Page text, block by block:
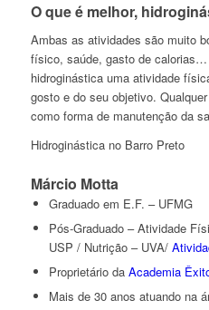
O que é melhor,
Ambas as atividades são muito
físico, saúde, gasto de
hidroginástica uma atividade
gosto e do seu objetivo.
como forma de manutenção da
Hidroginástica no Barro Preto
Márcio Motta
Graduado em E.F. – UFMG
Pós-Graduado – Atividade
USP / Nutrição – UVA/
Proprietário da Academia
Mais de 30 anos atuando na